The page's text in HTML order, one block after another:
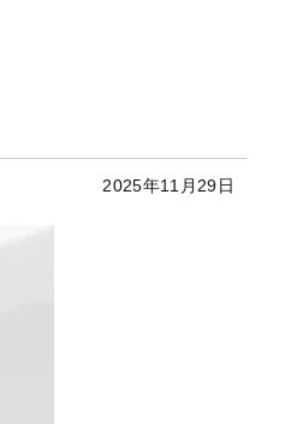
2025年11月29日